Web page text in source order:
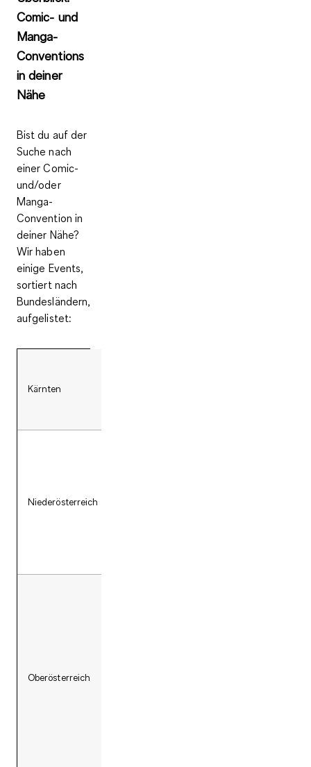
Comic- und
Manga-
Conventions
in deiner
Nähe
Bist du auf der
Suche nach
einer Comic-
und/oder
Manga-
Convention in
deiner Nähe?
Wir haben
einige Events,
sortiert nach
Bundesländern,
aufgelistet:
Kärnten
Niederösterreich
Oberösterreich